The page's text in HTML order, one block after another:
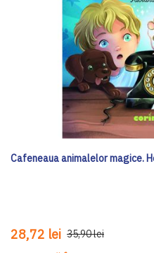
Cafeneaua animalelor magice.
28,72 lei 35,90 lei